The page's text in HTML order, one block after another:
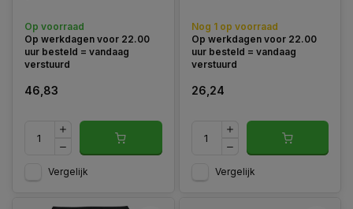
Op voorraad
Op werkdagen voor 22.00
uur besteld = vandaag
verstuurd
46,83
Vergelijk
Nog 1 op voorraad
Op werkdagen voor 22.00
uur besteld = vandaag
verstuurd
26,24
Vergelijk